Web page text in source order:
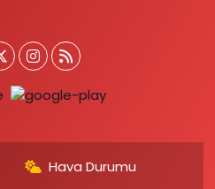
Hava Durumu